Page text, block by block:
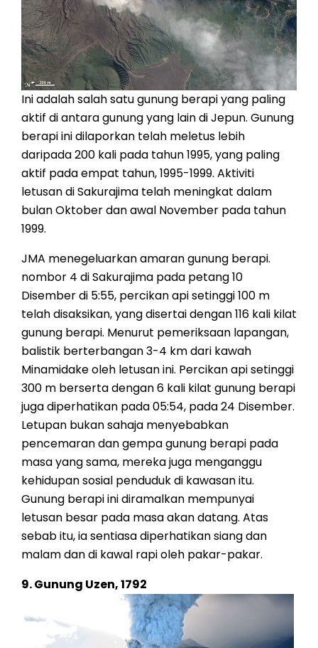
Ini adalah salah satu gunung berapi yang paling
aktif di antara gunung yang lain di Jepun. Gunung
berapi ini dilaporkan telah meletus lebih
daripada 200 kali pada tahun 1995, yang paling
aktif pada empat tahun, 1995-1999. Aktiviti
letusan di Sakurajima telah meningkat dalam
bulan Oktober dan awal November pada tahun
1999.
JMA menegeluarkan amaran gunung berapi.
nombor 4 di Sakurajima pada petang 10
Disember di 5:55, percikan api setinggi 100 m
telah disaksikan, yang disertai dengan 116 kali kilat
gunung berapi. Menurut pemeriksaan lapangan,
balistik berterbangan 3-4 km dari kawah
Minamidake oleh letusan ini. Percikan api setinggi
300 m berserta dengan 6 kali kilat gunung berapi
juga diperhatikan pada 05:54, pada 24 Disember.
Letupan bukan sahaja menyebabkan
pencemaran dan gempa gunung berapi pada
masa yang sama, mereka juga menganggu
kehidupan sosial penduduk di kawasan itu.
Gunung berapi ini diramalkan mempunyai
letusan besar pada masa akan datang. Atas
sebab itu, ia sentiasa diperhatikan siang dan
malam dan di kawal rapi oleh pakar-pakar.
9. Gunung Uzen, 1792